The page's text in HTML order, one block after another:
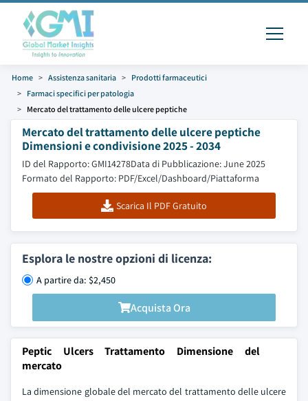
Home Assistenza sanitaria
Prodotti farmaceutici
Farmaci specifici per patologia
Mercato del trattamento delle ulcere peptiche
Mercato del trattamento delle ulcere peptiche
Dimensioni e condivisione 2025 - 2034
ID del Rapporto: GMI14278Data di Pubblicazione: June 2025
Formato del Rapporto: PDF/Excel/Dashboard/Piattaforma
Scarica Il PDF Gratuito
Esplora le nostre opzioni di licenza:
A partire da: $2,450
Acquista Ora
Peptic Ulcers Trattamento Dimensione del
mercato
La dimensione globale del mercato del trattamento delle ulcere